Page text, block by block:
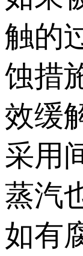
触的
蚀措
效缓
采用
蒸汽
如有